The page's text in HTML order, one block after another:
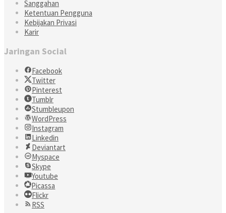
Sanggahan
Ketentuan Pengguna
Kebijakan Privasi
Karir
Jaringan Social
Facebook
Twitter
Pinterest
Tumblr
Stumbleupon
WordPress
Instagram
Linkedin
Deviantart
Myspace
Skype
Youtube
Picassa
Flickr
RSS